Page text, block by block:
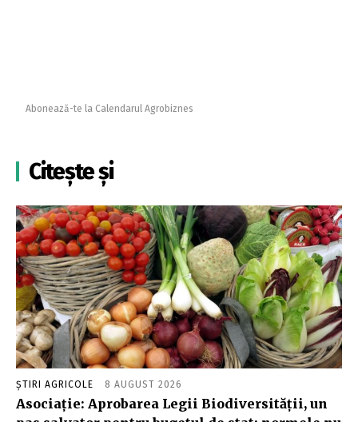
Abonează-te la Calendarul Agrobiznes
Citește și
ȘTIRI AGRICOLE 8 AUGUST 2026
Asociație: Aprobarea Legii Biodiversității, un